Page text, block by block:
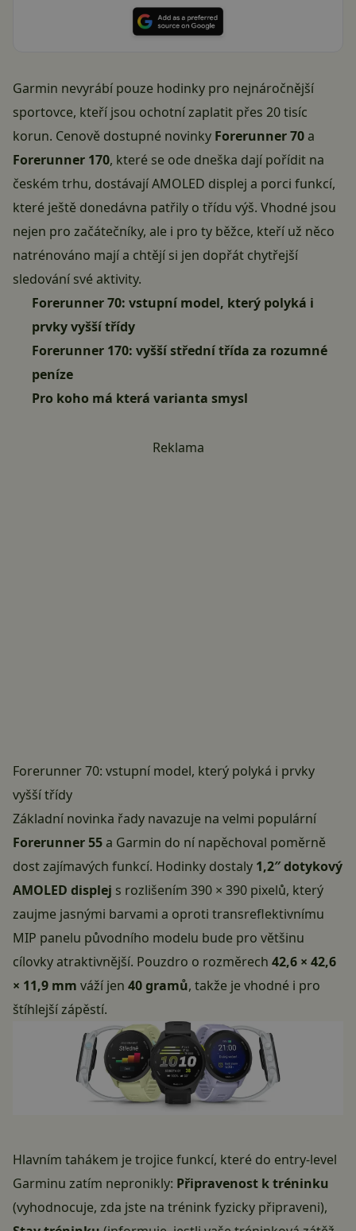
Garmin nevyrábí pouze hodinky pro nejnáročnější
sportovce, kteří jsou ochotní zaplatit přes 20 tisíc
korun. Cenově dostupné novinky Forerunner 70a
Forerunner 170, které se ode dneška dají pořídit na
českém trhu, dostávají AMOLED displej a porci funkcí,
které ještě donedávna patřily o třídu výš. Vhodné jsou
nejen pro začátečníky, ale i pro ty běžce, kteří už něco
natrénováno mají a chtějí si jen dopřát chytřejší
sledování své aktivity.
Forerunner 70: vstupní model, který polyká i
prvky vyšší třídy
Forerunner 170: vyšší střední třída za rozumné
peníze
Pro koho má která varianta smysl
Reklama
Forerunner 70: vstupní model, který polyká i prvky
vyšší třídy
Základní novinka řady navazuje na velmi populární
Forerunner 55a Garmin do ní napěchoval poměrně
dost zajímavých funkcí. Hodinky dostaly 1,2″ dotykový
AMOLED displej s rozlišením 390 × 390 pixelů, který
zaujme jasnými barvami a oproti transreflektivnímu
MIP panelu původního modelu bude pro většinu
cílovky atraktivnější. Pouzdro o rozměrech 42,6 × 42,6
× 11,9 mm váží jen 40 gramů, takže je vhodné i pro
štíhlejší zápěstí.
Hlavním tahákem je trojice funkcí, které do entry-level
Garminu zatím nepronikly: Připravenost k tréninku
(vyhodnocuje, zda jste na trénink fyzicky připraveni),